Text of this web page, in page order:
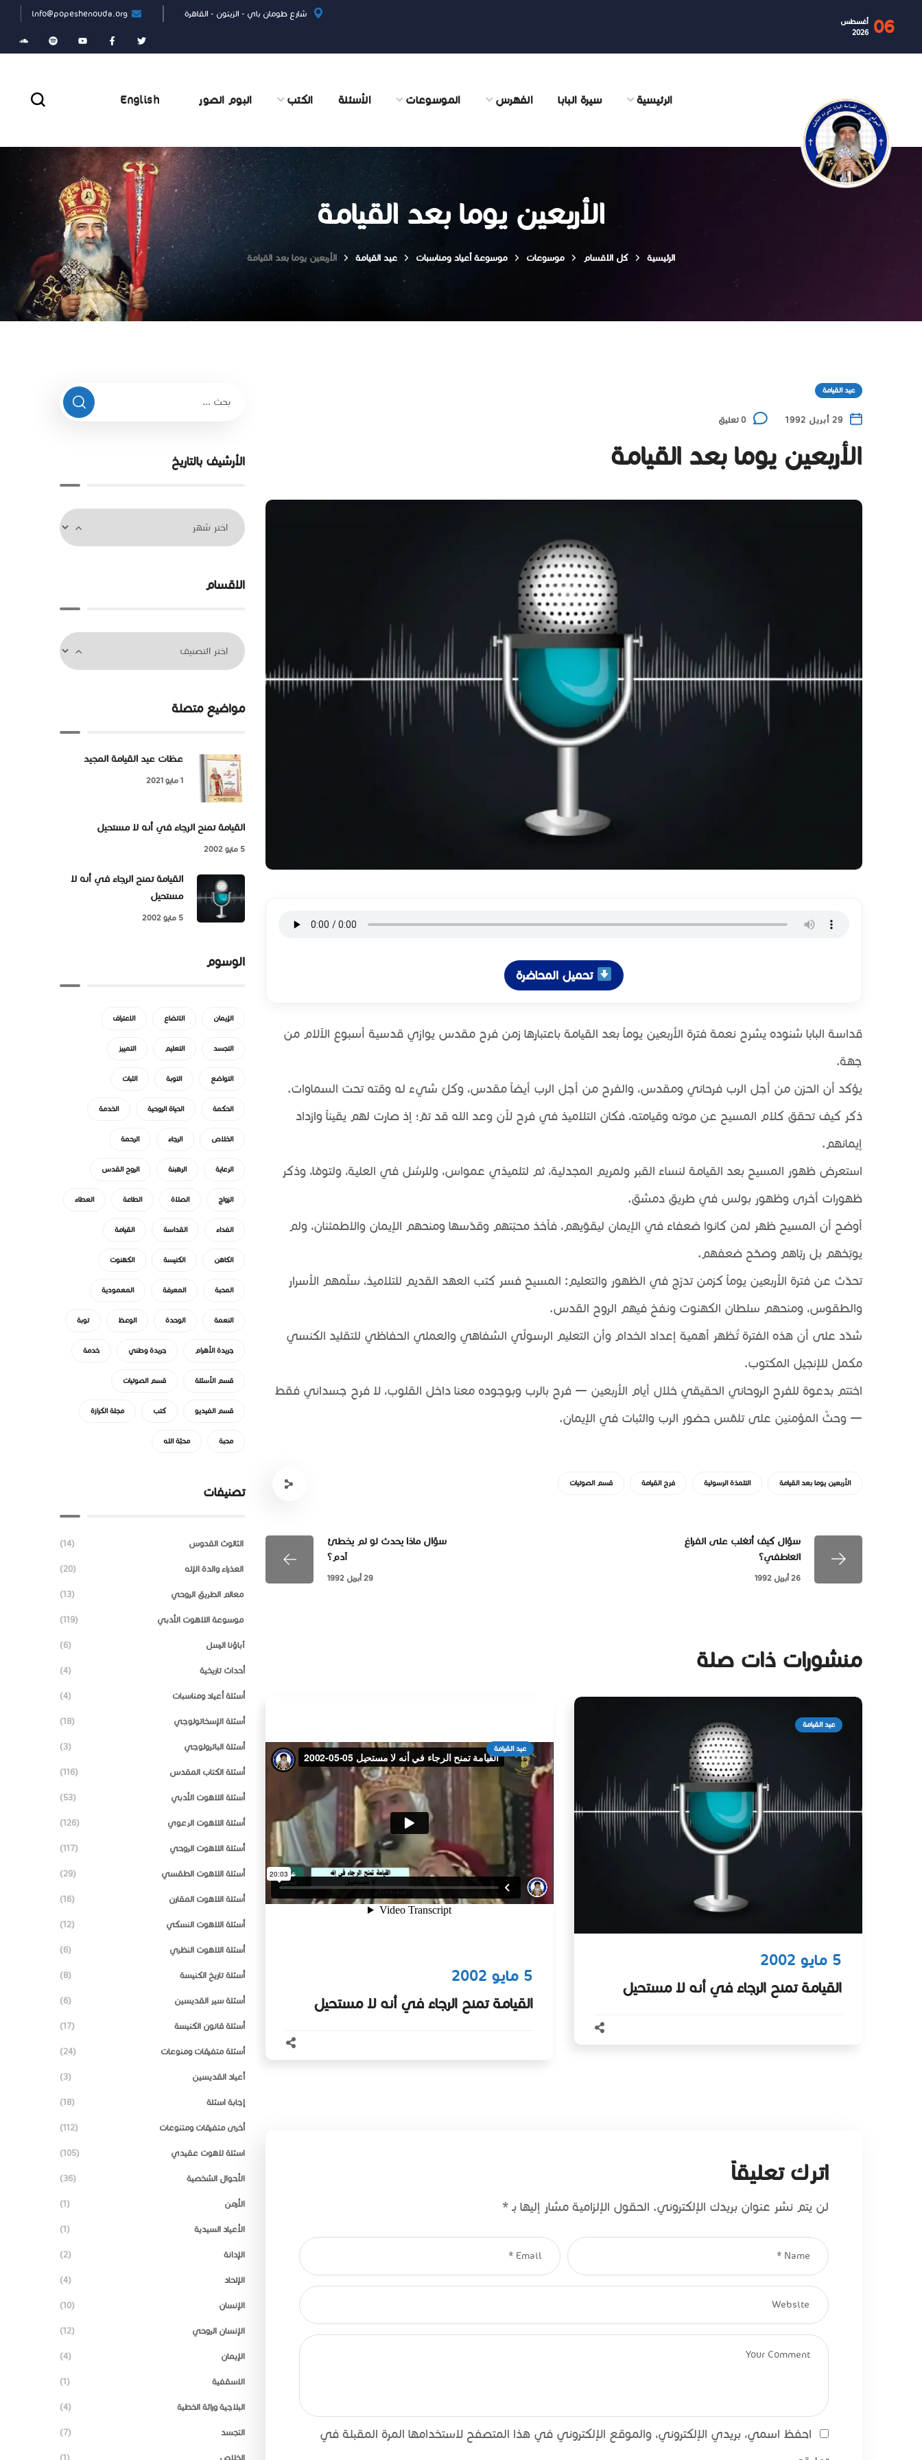
06
أغسطس
2026
شارع طومان باي - الزيتون - القاهرة info@popeshenouda.org
الرئيسية سيرة البابا الفهرس الموسوعات الأسئلة الكتب البوم الصور English
الأربعين يوما بعد القيامة
الرئيسية كل الاقسام موسوعات موسوعة أعياد ومناسبات عيد القيامة الأربعين يوما بعد القيامة
عيد القيامة
29 أبريل 1992 0 تعليق
الأربعين يوما بعد القيامة
تحميل المحاضرة
قداسة البابا شنوده يشرح نعمة فترة الأربعين يوماً بعد القيامة باعتبارها زمن فرح مقدس يوازي قدسية أسبوع الآلام من
جهة.
يؤكد أن الحزن من أجل الرب فرحاني ومقدس، والفرح من أجل الرب أيضاً مقدس، وكلّ شيء له وقته تحت السماوات.
ذكر كيف تحقق كلام المسيح عن موته وقيامته، فكان التلاميذ في فرح لأن وعد الله قد تمّ؛ إذ صارت لهم يقيناً وازداد
إيمانهم.
استعرض ظهور المسيح بعد القيامة لنساء القبر ولمريم المجدلية، ثم لتلميذي عمواس، وللرسُل في العلية، ولتومّا، وذكر
ظهورات أخرى وظهور بولس في طريق دمشق.
أوضح أن المسيح ظهر لمن كانوا ضعفاء في الإيمان ليقوّيهم، فأخذ محبّتهم وقدّسها ومنحهم الإيمان والاطمئنان، ولم
يوبّخهم بل ربّاهم وصحّح ضعفهم.
تحدّث عن فترة الأربعين يوماً كزمن تدرّج في الظهور والتعليم: المسيح فسر كتب العهد القديم للتلاميذ، سلّمهم الأسرار
والطقوس، ومنحهم سلطان الكهنوت ونفخ فيهم الروح القدس.
شدّد على أن هذه الفترة تُظهر أهمية إعداد الخدام وأن التعليم الرسولّي الشفاهي والعملي الحفاظي للتقليد الكنسي
مكمل للإنجيل المكتوب.
اختتم بدعوة للفرح الروحاني الحقيقي خلال أيام الأربعين — فرح بالرب وبوجوده معنا داخل القلوب، لا فرح جسداني فقط
— وحثّ المؤمنين على تلمّس حضور الرب والثبات في الإيمان.
الأربعين يوما بعد القيامة التلمذة الرسولية فرح القيامة قسم الصوتيات
سؤال كيف أتغلب على الفراغ
العاطفي؟
26 أبريل 1992
سؤال ماذا يحدث لو لم يخطئ
آدم؟
29 أبريل 1992
منشورات ذات صلة
عيد القيامة
5 مايو 2002
القيامة تمنح الرجاء في أنه لا مستحيل
عيد القيامة
5 مايو 2002
القيامة تمنح الرجاء في أنه لا مستحيل
اترك تعليقاً
لن يتم نشر عنوان بريدك الإلكتروني. الحقول الإلزامية مشار إليها بـ *
احفظ اسمي، بريدي الإلكتروني، والموقع الإلكتروني في هذا المتصفح لاستخدامها المرة المقبلة في
الأرشيف بالتاريخ
الاقسام
مواضيع متصلة
عظات عيد القيامة المجيد
1 مايو 2021
القيامة تمنح الرجاء في أنه لا مستحيل
5 مايو 2002
القيامة تمنح الرجاء في أنه لا
مستحيل
5 مايو 2002
الوسوم
الإيمان الاتضاع الاعتراف
التجسد التعليم التمييز
التواضع التوبة الثبات
الحكمة الحياة الروحية الخدمة
الخلاص الرجاء الرحمة
الرعاية الرهبنة الروح القدس
الزواج الصلاة الطاعة العطاء
الفداء القداسة القيامة
الكاهن الكنيسة الكهنوت
المحبة المعرفة المعمودية
النعمة الوحدة الوعظ توبة
جريدة الأهرام جريدة وطني خدمة
قسم الأسئلة قسم الصوتيات
قسم الفيديو كتب مجلة الكرازة
محبة محبّة الله
تصنيفات
الثالوث القدوس (14)
العذراء والدة الإله (20)
معالم الطريق الروحي (13)
موسوعة اللاهوت الأدبي (119)
آباؤنا الرسل (6)
أحداث تاريخية (4)
أسئلة أعياد ومناسبات (4)
أسئلة الإسخاتولوجي (18)
أسئلة الباترولوجي (3)
أسئلة الكتاب المقدس (116)
أسئلة اللاهوت الأدبي (53)
أسئلة اللاهوت الرعوي (126)
أسئلة اللاهوت الروحي (117)
أسئلة اللاهوت الطقسي (29)
أسئلة اللاهوت المقارن (16)
أسئلة اللاهوت النسكي (12)
أسئلة اللاهوت النظري (6)
أسئلة تاريخ الكنيسة (8)
أسئلة سير القديسين (6)
أسئلة قانون الكنيسة (17)
أسئلة متفرقات ومنوعات (24)
أعياد القديسين (3)
إجابة اسئلة (18)
أخرى متفرقات ومتنوعات (112)
اسئلة لاهوت عقيدي (105)
الأحوال الشخصية (36)
الأرمن (1)
الأعياد السيدية (1)
الإدانة (2)
الإلحاد (4)
الإنسان (10)
الإنسان الروحي (12)
الإيمان (4)
الاسقفية (1)
البلاجية وراثة الخطية (4)
التجسد (7)
الخلاص (1)